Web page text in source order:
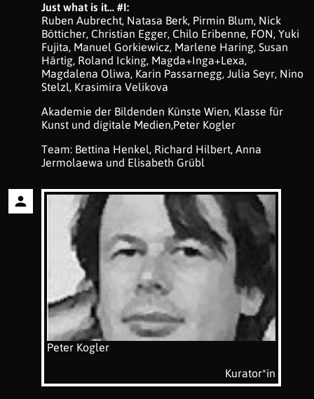
Just what is it… #I:
Ruben Aubrecht, Natasa Berk, Pirmin Blum, Nick
Bötticher, Christian Egger, Chilo Eribenne, FON, Yuki
Fujita, Manuel Gorkiewicz, Marlene Haring, Susan
Härtig, Roland Icking, Magda+Inga+Lexa,
Magdalena Oliwa, Karin Passarnegg, Julia Seyr, Nino
Stelzl, Krasimira Velikova
Akademie der Bildenden Künste Wien, Klasse für
Kunst und digitale Medien,Peter Kogler
Team: Bettina Henkel, Richard Hilbert, Anna
Jermolaewa und Elisabeth Grübl
Peter Kogler
Kurator*in